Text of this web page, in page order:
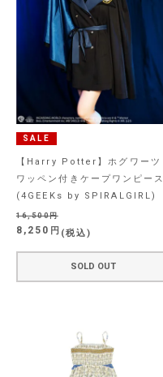
SALE
【Harry Potter】ホグワーツ
ワッペン付きケープワンピース
(4GEEKs by SPIRALGIRL)
16,500
8,250 税込
SOLD OUT